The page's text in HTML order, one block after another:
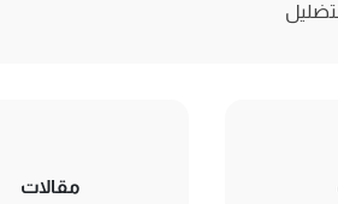
مقالات